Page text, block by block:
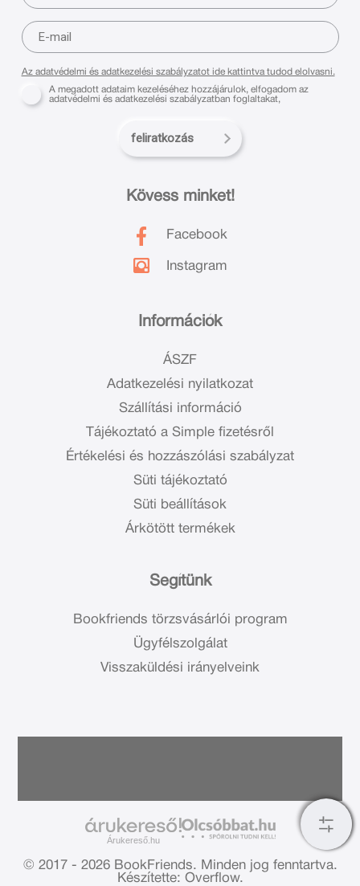
Információk
ÁSZF
Adatkezelési nyilatkozat
Szállítási információ
Tájékoztató a Simple fizetésről
Értékelési és hozzászólási szabályzat
Süti tájékoztató
Süti beállítások
Árkötött termékek
Segítünk
Bookfriends törzsvásárlói program
Ügyfélszolgálat
Visszaküldési irányelveink
Kövess minket!
Facebook
Instagram
Az adatvédelmi és adatkezelési szabályzatot ide kattintva tudod elolvasni.
A megadott adataim kezeléséhez hozzájárulok, elfogadom az
adatvédelmi és adatkezelési szabályzatban foglaltakat,
feliratkozás
Árukereső.hu
© 2017 - 2026 BookFriends. Minden jog fenntartva.
Készítette: Overflow.